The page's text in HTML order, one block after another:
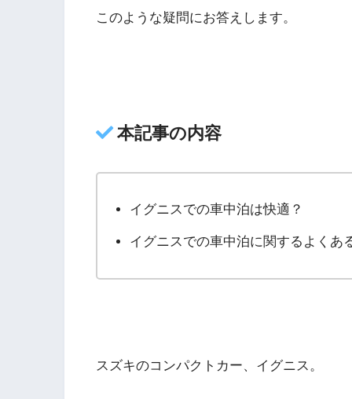
このような疑問にお答えします。
本記事の内容
イグニスでの車中泊は快適？
イグニスでの車中泊に関するよくあ
スズキのコンパクトカー、イグニス。